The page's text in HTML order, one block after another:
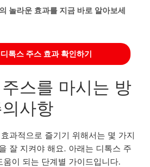
놀라운 효과를 지금 바로 알아보세
디톡스 주스 효과 확인하기
스를 마시는 방
사항
과적으로 즐기기 위해서는 몇 가지
잘 지켜야 해요. 아래는 디톡스 주
움이 되는 단계별 가이드입니다.